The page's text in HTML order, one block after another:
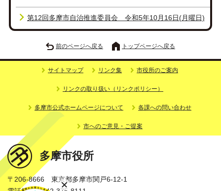
第12回多摩市自治推進委員会 令和5年10月16日(月曜日)
前のページへ戻る トップページへ戻る
サイトマップ リンク集 市役所のご案内
リンクの取り扱い（リンクポリシー）
多摩市公式ホームページについて 各課への問い合わせ
市へのご意見・ご提案
多摩市役所
〒206-8666 東京都多摩市関戸6-12-1